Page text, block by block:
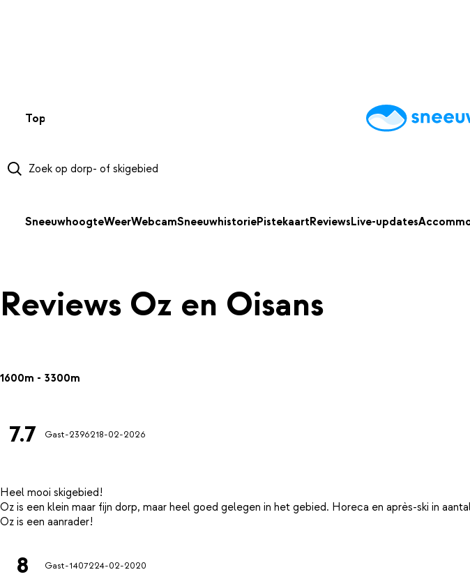
Top 50 AccommodatiesTips
SneeuwhoogteWeerWebcamSneeuwhistoriePistekaartReviewsLive-updates
Reviews Oz en Oisans
1600m - 3300m
7.7 Gast-2396218-02-2026
Heel mooi skigebied!
Oz is een klein maar fijn dorp, maar heel goed gelegen in het gebied. Horeca en après-ski in
8 Gast-1407224-02-2020